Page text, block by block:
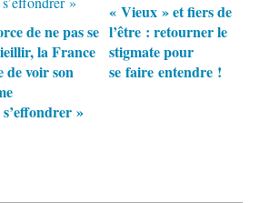
de ne pas se
la France
de voir son
»
« Vieux » et fiers de
l’être : retourner le
stigmate pour
se faire entendre !